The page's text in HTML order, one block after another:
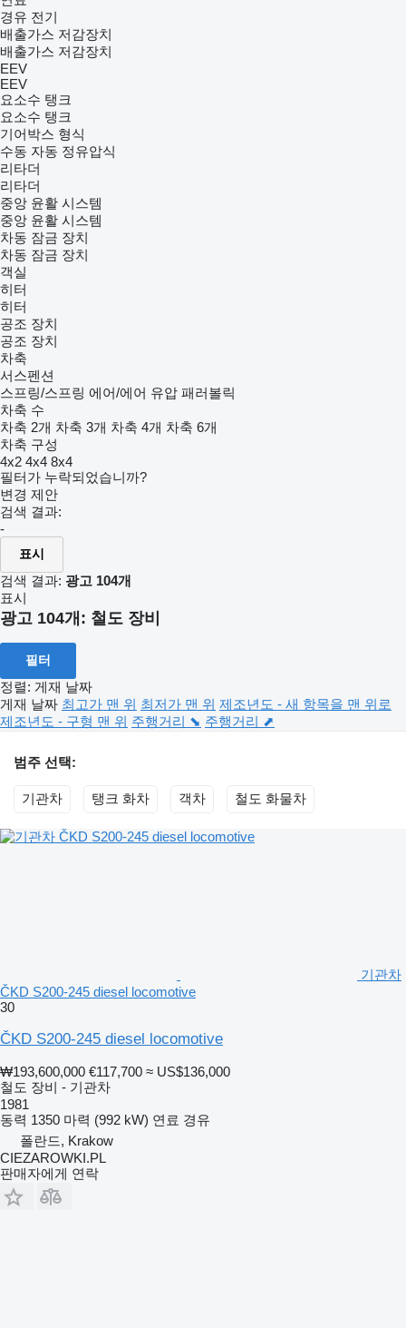
경유 전기
배출가스 저감장치
배출가스 저감장치
EEV
EEV
요소수 탱크
요소수 탱크
기어박스 형식
수동 자동 정유압식
리타더
리타더
중앙 윤활 시스템
중앙 윤활 시스템
차동 잠금 장치
차동 잠금 장치
객실
히터
히터
공조 장치
공조 장치
차축
서스펜션
스프링/스프링 에어/에어 유압 패러볼릭
차축 수
차축 2개 차축 3개 차축 4개 차축 6개
차축 구성
4x2 4x4 8x4
필터가 누락되었습니까?
변경 제안
검색 결과:
-
표시
검색 결과: 광고 104개
표시
광고 104개: 철도 장비
필터
정렬: 게재 날짜
게재 날짜 최고가 맨 위 최저가 맨 위 제조년도 - 새 항목을 맨 위로
제조년도 - 구형 맨 위 주행거리 ⬊ 주행거리 ⬈
범주 선택:
기관차 탱크 화차 객차 철도 화물차
기관차
ČKD S200-245 diesel locomotive
30
ČKD S200-245 diesel locomotive
₩193,600,000 €117,700 ≈ US$136,000
철도 장비 - 기관차
1981
동력 1350 마력 (992 kW) 연료 경유
폴란드, Krakow
CIEZAROWKI.PL
판매자에게 연락